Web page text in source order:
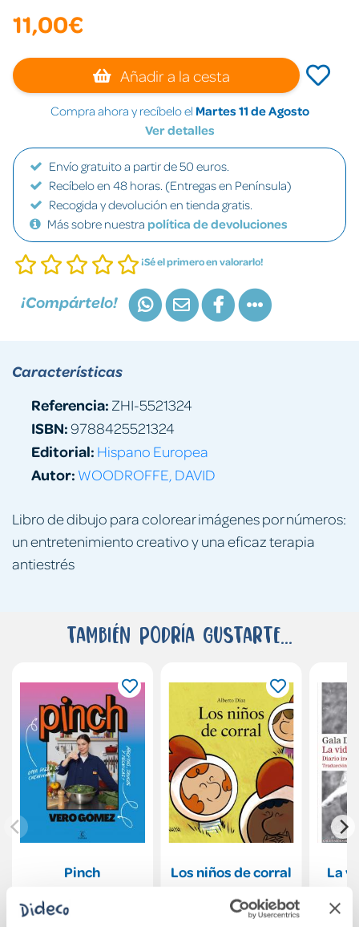
11,00€
Añadir a la cesta
Compra ahora y recíbelo el Martes 11 de Agosto
Ver detalles
Envío gratuito a partir de 50 euros.
Recíbelo en 48 horas. (Entregas en Península)
Recogida y devolución en tienda gratis.
Más sobre nuestra política de devoluciones
¡Sé el primero en valorarlo!
¡Compártelo!
Libro de dibujo para colorear imágenes por números:
un entretenimiento creativo y una eficaz terapia
antiestrés
Características
Referencia: ZHI-5521324
ISBN:9788425521324
Editorial: Hispano Europea
Autor: WOODROFFE, DAVID
También podría gustarte...
Pinch Los niños de corral
La